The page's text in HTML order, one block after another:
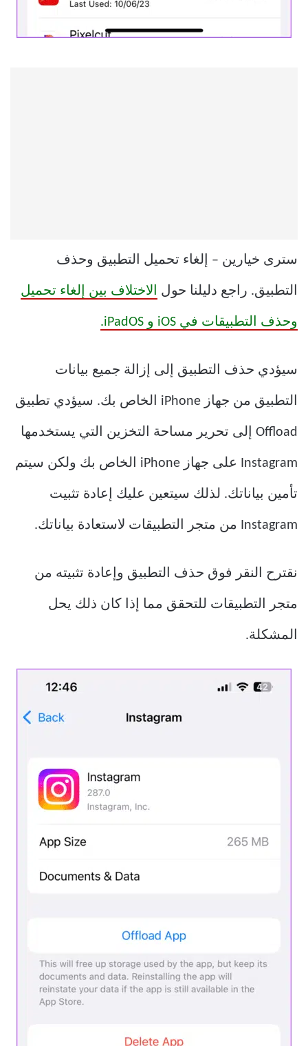
سترى خيارين – إلغاء تحميل التطبيق وحذف
التطبيق. راجع دليلنا حول الاختلاف بين إلغاء تحميل
وحذف التطبيقات في iOS و iPadOS.
سيؤدي حذف التطبيق إلى إزالة جميع بيانات
التطبيق من جهاز iPhone الخاص بك. سيؤدي تطبيق
Offload إلى تحرير مساحة التخزين التي يستخدمها
Instagram على جهاز iPhone الخاص بك ولكن سيتم
تأمين بياناتك. لذلك سيتعين عليك إعادة تثبيت
Instagram من متجر التطبيقات لاستعادة بياناتك.
نقترح النقر فوق حذف التطبيق وإعادة تثبيته من
متجر التطبيقات للتحقق مما إذا كان ذلك يحل
المشكلة.